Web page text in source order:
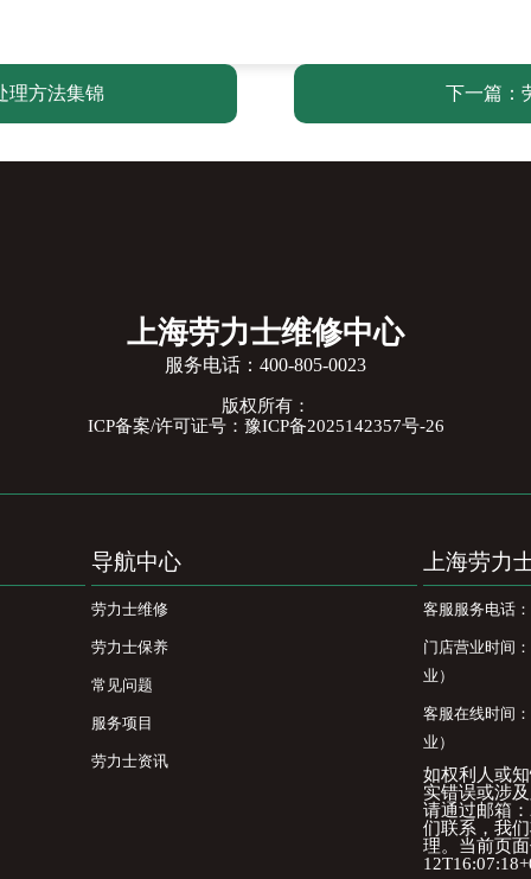
理方法集锦 下一篇：
上海劳力士维修中心
服务电话： 400-805-0023
版权所有：
ICP备案/许可证号：豫ICP备2025142357号-26
导航中心
劳力士维修
劳力士保养
常见问题
服务项目
劳力士资讯
上海劳力
客服服务电话
门店营业时间
业）
客服在线时间
业）
如权利人或
实错误或涉
请通过邮箱
们联系，我
理。当前页